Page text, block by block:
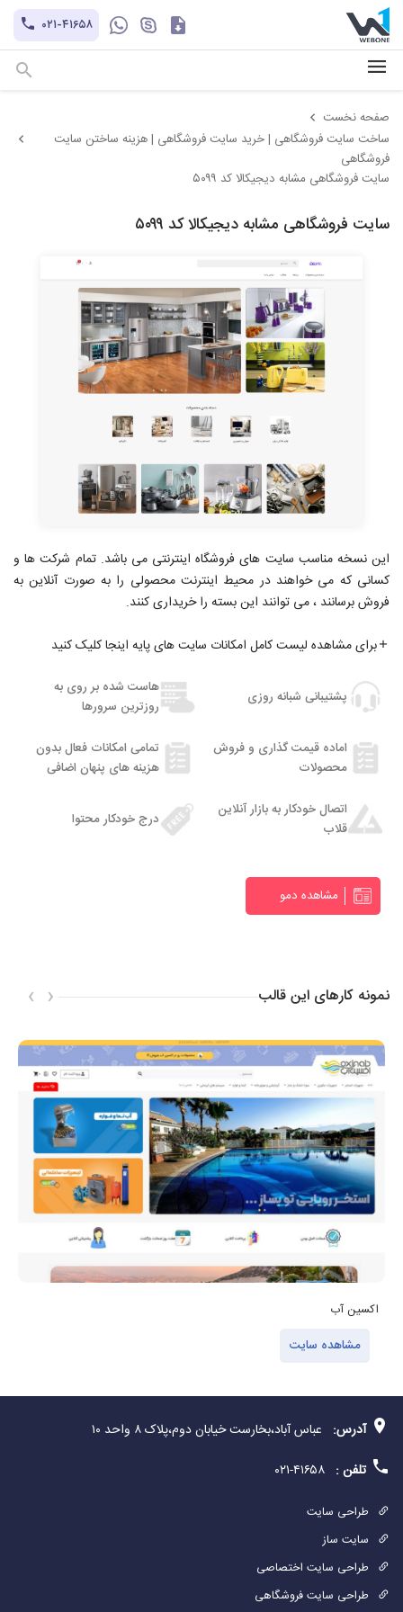
۰۲۱-۴۱۶۵۸
+۹۸-۹۳۰۲۱۲۱۱۰۱
hayatechsocial
کاتالوگ
صفحه نخست
ساخت سایت فروشگاهی | خرید سایت فروشگاهی | هزینه ساختن سایت
فروشگاهی
سایت فروشگاهی مشابه دیجیکالا کد ۵۰۹۹
سایت فروشگاهی مشابه دیجیکالا کد ۵۰۹۹
این نسخه مناسب سایت های فروشگاه اینترنتی می باشد. تمام شرکت ها و
کسانی که می خواهند در محیط اینترنت محصولی را به صورت آنلاین به
فروش برسانند ، می توانند این بسته را خریداری کنند.
برای مشاهده لیست کامل امکانات سایت های پایه اینجا کلیک کنید
پشتیبانی شبانه روزی
هاست شده بر روی به
روزترین سرورها
اماده قیمت گذاری و فروش
محصولات
تمامی امکانات فعال بدون
هزینه های پنهان اضافی
اتصال خودکار به بازار آنلاین
قلاب
درج خودکار محتوا
مشاهده دمو
نمونه کارهای این قالب
اکسین آب
مشاهده سایت
‹
›
آدرس: عباس آباد،بخارست خیابان دوم،پلاک ۸ واحد ۱۰
تلفن : ۴۱۶۵۸-۰۲۱
طراحی سایت
سایت ساز
طراحی سایت اختصاصی
طراحی سایت فروشگاهی